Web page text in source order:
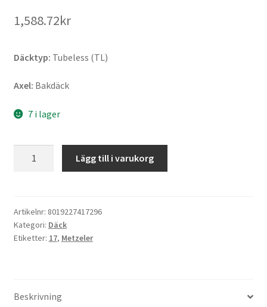
1,588.72kr
Däcktyp: Tubeless (TL)
Axel: Bakdäck
7 i lager
140/80
R
17
mängd
Lägg till i varukorg
Artikelnr: 8019227417296
Kategori: Däck
Etiketter: 17, Metzeler
Beskrivning